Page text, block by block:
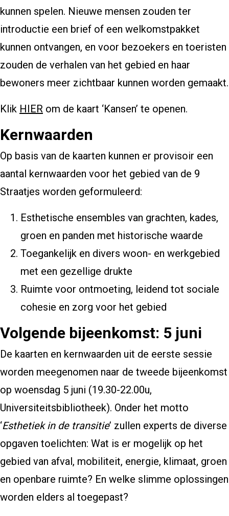
kunnen spelen. Nieuwe mensen zouden ter
introductie een brief of een welkomstpakket
kunnen ontvangen, en voor bezoekers en toeristen
zouden de verhalen van het gebied en haar
bewoners meer zichtbaar kunnen worden gemaakt.
Klik HIER om de kaart ‘Kansen’ te openen.
Kernwaarden
Op basis van de kaarten kunnen er provisoir een
aantal kernwaarden voor het gebied van de 9
Straatjes worden geformuleerd:
Esthetische ensembles van grachten, kades,
groen en panden met historische waarde
Toegankelijk en divers woon- en werkgebied
met een gezellige drukte
Ruimte voor ontmoeting, leidend tot sociale
cohesie en zorg voor het gebied
Volgende bijeenkomst: 5 juni
De kaarten en kernwaarden uit de eerste sessie
worden meegenomen naar de tweede bijeenkomst
op woensdag 5 juni (19.30-22.00u,
Universiteitsbibliotheek). Onder het motto
‘Esthetiek in de transitie’ zullen experts de diverse
opgaven toelichten: Wat is er mogelijk op het
gebied van afval, mobiliteit, energie, klimaat, groen
en openbare ruimte? En welke slimme oplossingen
worden elders al toegepast?